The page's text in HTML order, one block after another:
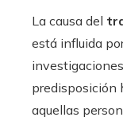
La causa del
está influida
predisposición
aquellas